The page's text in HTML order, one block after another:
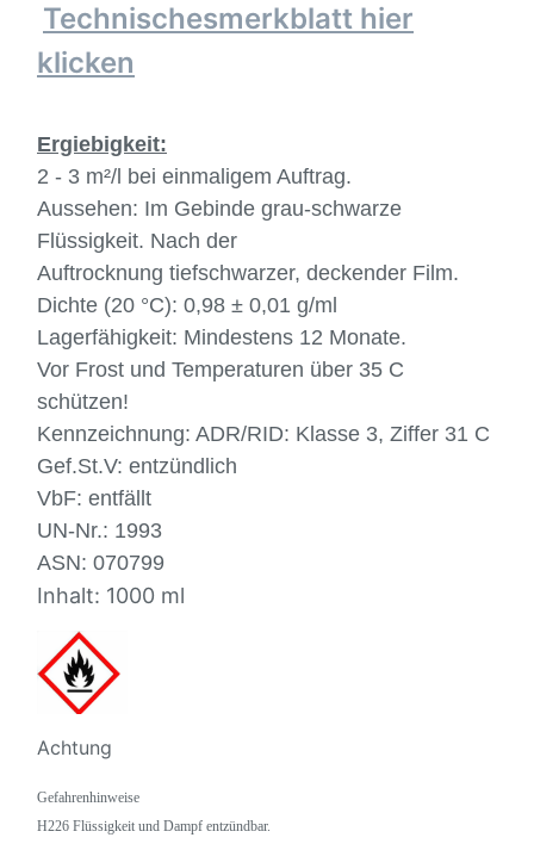
Technischesmerkblatt hier
klicken
Ergiebigkeit:
2 - 3 m²/l bei einmaligem Auftrag.
Aussehen: Im Gebinde grau-schwarze
Flüssigkeit. Nach der
Auftrocknung tiefschwarzer, deckender Film.
Dichte (20 °C): 0,98 ± 0,01 g/ml
Lagerfähigkeit: Mindestens 12 Monate.
Vor Frost und Temperaturen über 35 C
schützen!
Kennzeichnung: ADR/RID: Klasse 3, Ziffer 31 C
Gef.St.V: entzündlich
VbF: entfällt
UN-Nr.: 1993
ASN: 070799
Inhalt: 1000 ml
Achtung
Gefahrenhinweise
H226 Flüssigkeit und Dampf entzündbar.